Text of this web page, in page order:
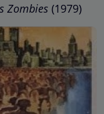
Zombies (1979)